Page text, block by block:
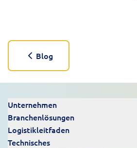
Blog
Unternehmen
Branchenlösungen
Logistikleitfaden
Technisches